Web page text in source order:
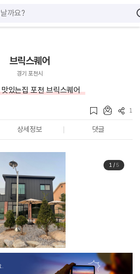
브릭스퀘어
경기 포천시
있는집 포천 브릭스퀘어
1
상세정보 댓글
1/ 5